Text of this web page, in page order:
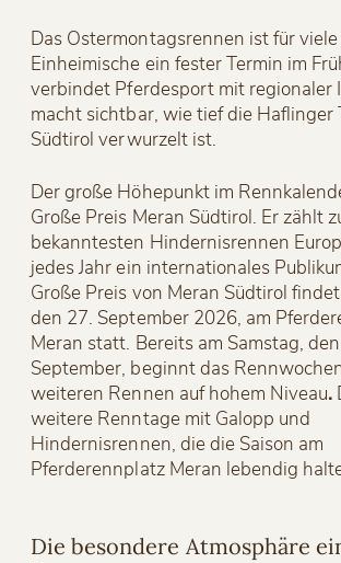
Das Ostermontagsrennen ist für
Einheimische ein fester Termin im
verbindet Pferdesport mit regionaler
macht sichtbar, wie tief die Haflinger
Südtirol verwurzelt ist.
Der große Höhepunkt im
Große Preis Meran Südtirol. Er zählt
bekanntesten Hindernisrennen
jedes Jahr ein internationales
Große Preis von Meran Südtirol
den 27. September 2026, am
Meran statt. Bereits am Samstag,
September, beginnt das
weiteren Rennen auf hohem Niveau.
weitere Renntage mit Galopp und
Hindernisrennen, die die Saison am
Pferderennplatz Meran lebendig
Die besondere Atmosphäre